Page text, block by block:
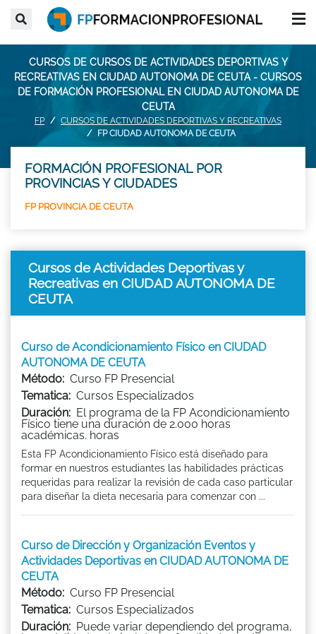
CURSOS DE CURSOS DE ACTIVIDADES DEPORTIVAS Y
RECREATIVAS EN CIUDAD AUTONOMA DE CEUTA - CURSOS
DE FORMACIÓN PROFESIONAL EN CIUDAD AUTONOMA DE
CEUTA
FP
CURSOS DE ACTIVIDADES DEPORTIVAS Y RECREATIVAS
FP CIUDAD AUTONOMA DE CEUTA
FORMACIÓN PROFESIONAL POR
PROVINCIAS Y CIUDADES
FP PROVINCIA DE CEUTA
Cursos de Actividades Deportivas y
Recreativas en CIUDAD AUTONOMA DE
CEUTA
Curso de Acondicionamiento Físico en CIUDAD
AUTONOMA DE CEUTA
Método: Curso FP Presencial
Tematica: Cursos Especializados
Duración: El programa de la FP Acondicionamiento
Físico tiene una duración de 2.000 horas
académicas. horas
Esta FP Acondicionamiento Físico está diseñado para
formar en nuestros estudiantes las habilidades prácticas
requeridas para realizar la revisión de cada caso particular
para diseñar la dieta necesaria para comenzar con ...
Curso de Dirección y Organización Eventos y
Actividades Deportivas en CIUDAD AUTONOMA DE
CEUTA
Método: Curso FP Presencial
Tematica: Cursos Especializados
Duración: Puede variar dependiendo del programa,